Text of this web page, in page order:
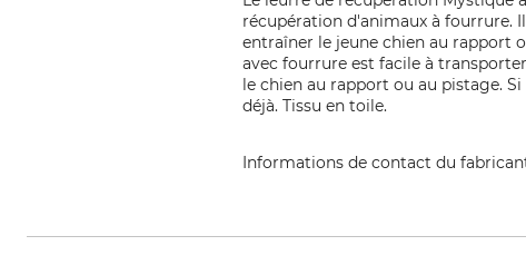
récupération d'animaux à fourrure.
entraîner le jeune chien au rapport
avec fourrure est facile à
le chien au rapport ou au pistage.
déjà. Tissu en toile.
Informations de contact du